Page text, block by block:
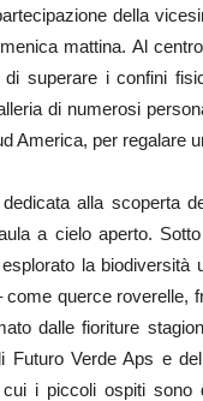
della
mattina. Al
superare i confini
di numerosi
America, per regalare
alla scoperta
a cielo aperto.
la
querce
dalle fioriture
Futuro Verde Aps e
i piccoli ospiti sono